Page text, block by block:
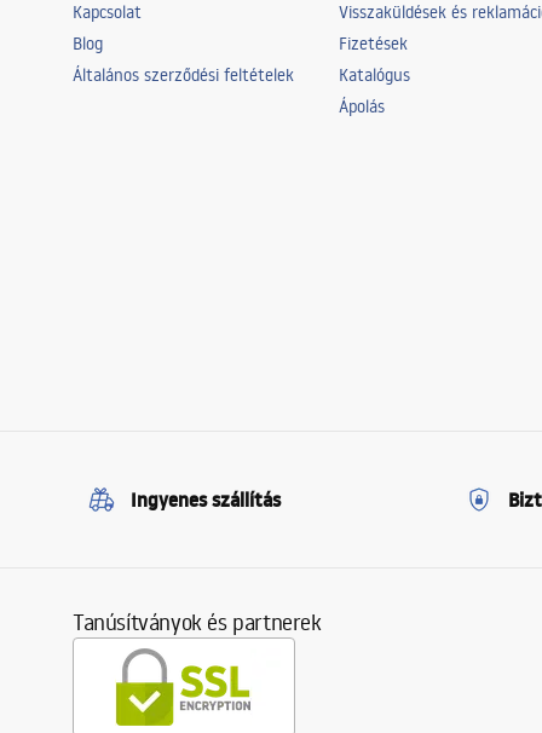
Kapcsolat
Blog
Általános szerződési feltételek
Visszaküldések és
Fizetések
Katalógus
Ápolás
Ingyenes szállítás
Tanúsítványok és partnerek